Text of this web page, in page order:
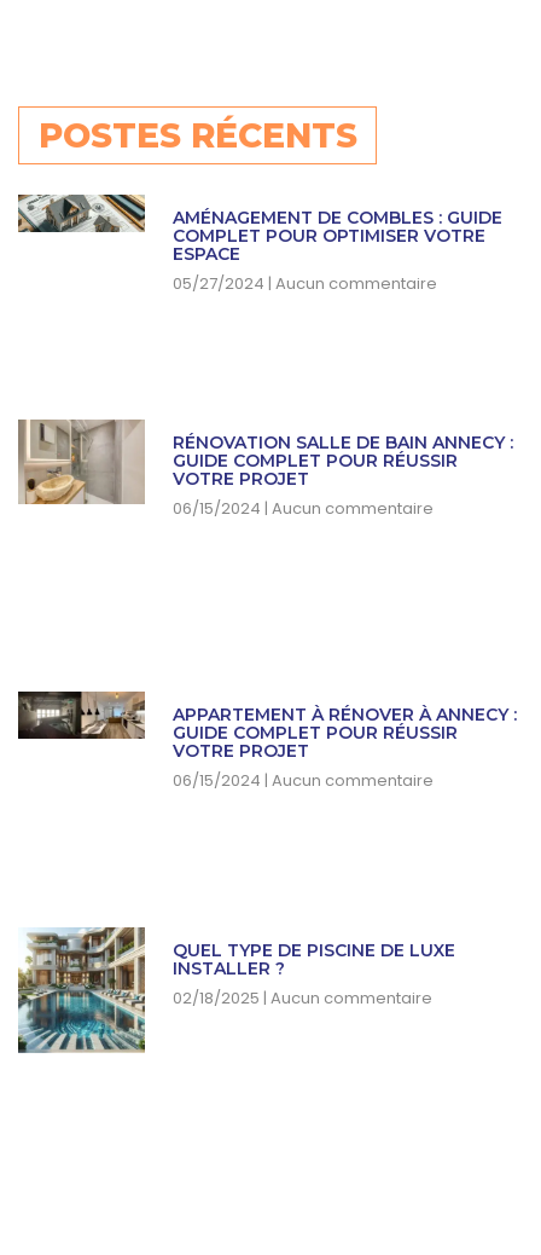
POSTES RÉCENTS
AMÉNAGEMENT DE COMBLES : GUIDE
COMPLET POUR OPTIMISER VOTRE
ESPACE
05/27/2024 Aucun commentaire
RÉNOVATION SALLE DE BAIN ANNECY :
GUIDE COMPLET POUR RÉUSSIR
VOTRE PROJET
06/15/2024 Aucun commentaire
APPARTEMENT À RÉNOVER À ANNECY :
GUIDE COMPLET POUR RÉUSSIR
VOTRE PROJET
06/15/2024 Aucun commentaire
QUEL TYPE DE PISCINE DE LUXE
INSTALLER ?
02/18/2025 Aucun commentaire